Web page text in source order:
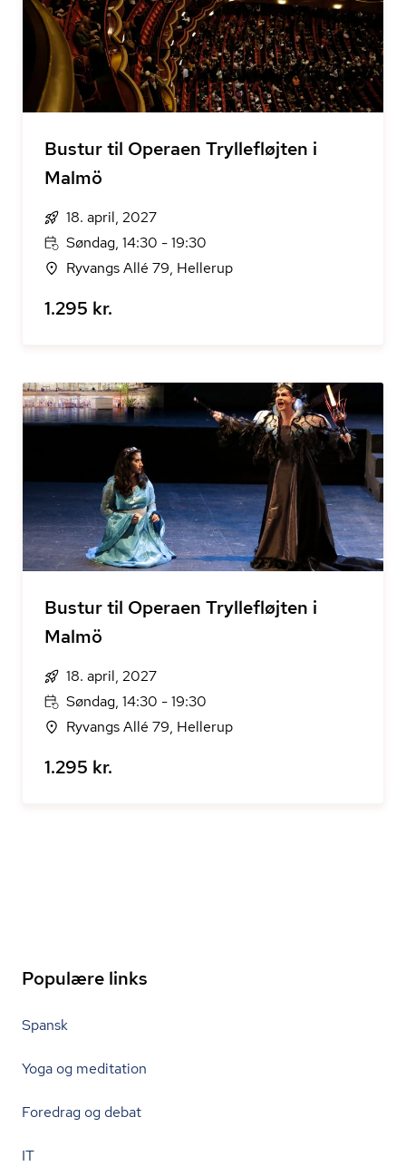
Bustur til Operaen Tryllefløjten i
Malmö
18. april, 2027
Søndag, 14:30 - 19:30
Ryvangs Allé 79, Hellerup
1.295 kr.
Bustur til Operaen Tryllefløjten i
Malmö
18. april, 2027
Søndag, 14:30 - 19:30
Ryvangs Allé 79, Hellerup
1.295 kr.
Populære links
Spansk
Yoga og meditation
Foredrag og debat
IT